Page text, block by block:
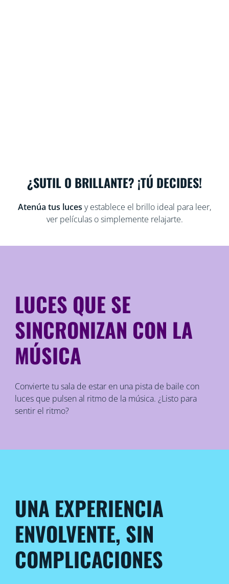
¿SUTIL O BRILLANTE? ¡TÚ DECIDES!
Atenúa tus luces y establece el brillo ideal para leer,
ver películas o simplemente relajarte.
LUCES QUE SE
SINCRONIZAN CON LA
MÚSICA
Convierte tu sala de estar en una pista de baile con
luces que pulsen al ritmo de la música. ¿Listo para
sentir el ritmo?
UNA EXPERIENCIA
ENVOLVENTE, SIN
COMPLICACIONES